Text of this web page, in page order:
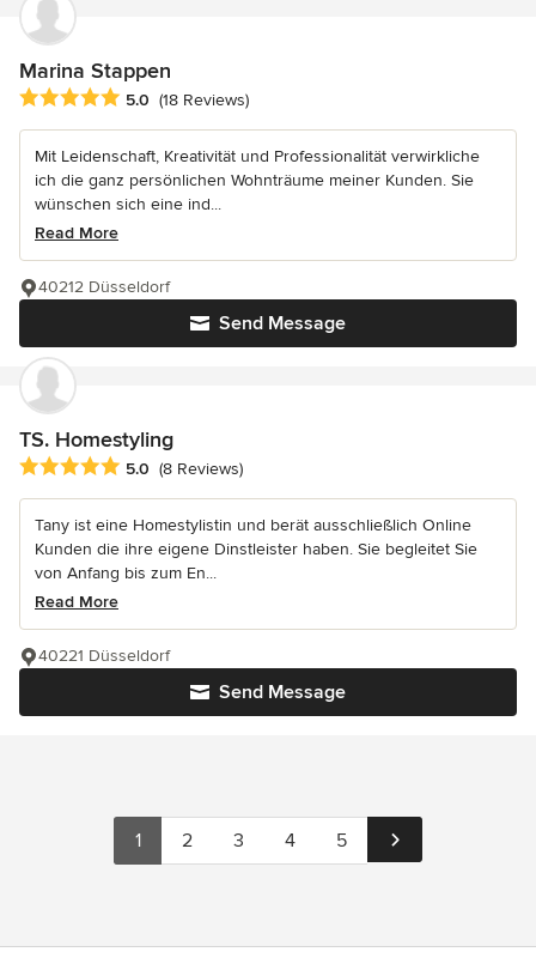
Marina Stappen
Average rating: 5 out of 5 stars
5.0 (18 Reviews)
Mit Leidenschaft, Kreativität und Professionalität verwirkliche
ich die ganz persönlichen Wohnträume meiner Kunden. Sie
wünschen sich eine ind...
Read More
Send Message
40212 Düsseldorf
TS. Homestyling
Average rating: 5 out of 5 stars
5.0 (8 Reviews)
Tany ist eine Homestylistin und berät ausschließlich Online
Kunden die ihre eigene Dinstleister haben. Sie begleitet Sie
von Anfang bis zum En...
Read More
Send Message
40221 Düsseldorf
1 2 3 4 5